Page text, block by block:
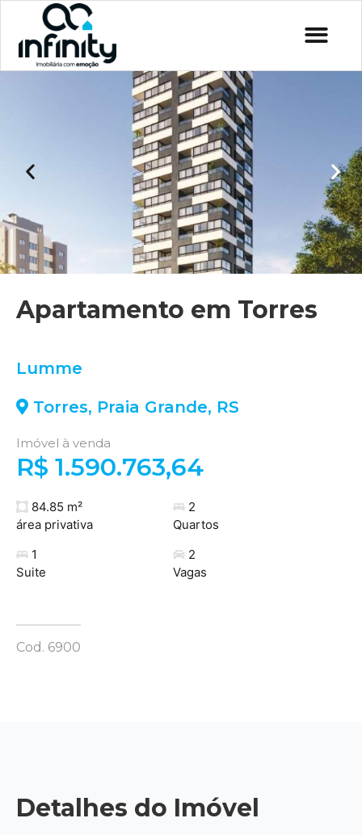
Apartamento em Torres
Lumme
Torres, Praia Grande, RS
Imóvel à venda
R$ 1.590.763,64
84.85 m²
área privativa
2
Quartos
1
Suite
2
Vagas
Cod. 6900
Detalhes do Imóvel